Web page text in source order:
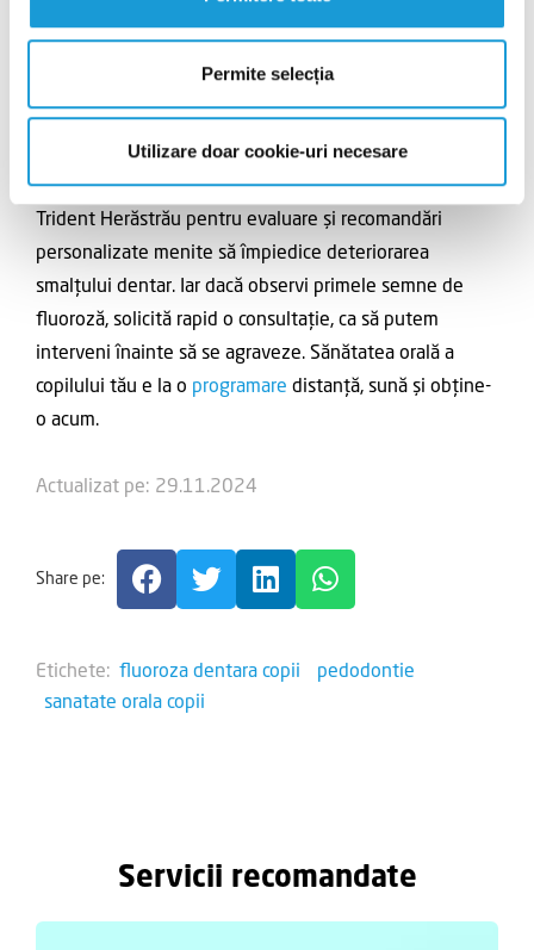
Permite selecția
Utilizare doar cookie-uri necesare
urmează sfaturile de îngrijire și reușesc să țină la
distanță problemele dentare și gingivale, putem
Hai să prevenim împreună fluoroza dentară la copii!
Vino cu cel mic la făuritorii de bucurie din echipa Clinicii
Trident Herăstrău pentru evaluare și recomandări
personalizate menite să împiedice deteriorarea
smalțului dentar. Iar dacă observi primele semne de
fluoroză, solicită rapid o consultație, ca să putem
interveni înainte să se agraveze. Sănătatea orală a
copilului tău e la o programare distanță, sună și obține-
o acum.
Actualizat pe: 29.11.2024
Share pe:
Etichete: fluoroza dentara copii
pedodontie
sanatate orala copii
Servicii recomandate